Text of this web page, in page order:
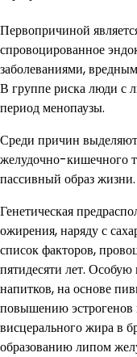
Первопричиной
спровоцированное
заболеваниями,
В группе риска люди с
период менопаузы.
Среди причин
желудочно-кишечного
пассивный образ жизни.
Генетическая
ожирения, наряду с
список факторов,
пятидесяти лет.
напитков, на основе
повышению эстрогенов
висцерального жира в
образованию липом